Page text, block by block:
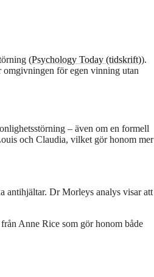
(Psychology Today (tidskrift)).
omgivningen för egen vinning utan
– även om en formell
och Claudia, vilket gör honom mer
antihjältar. Dr Morleys analys visar att
Anne Rice som gör honom både